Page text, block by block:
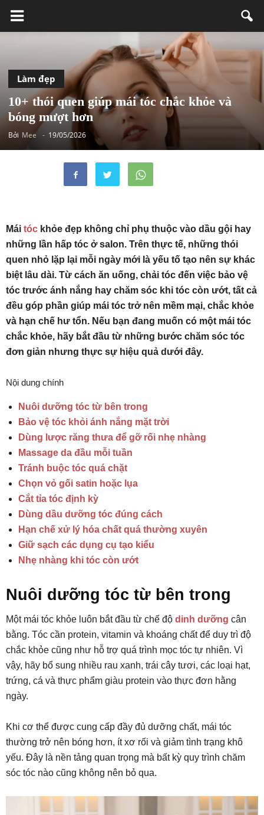
Làm đẹp
10+ thói quen giúp mái tóc chắc khỏe và
bóng mượt hơn
Bởi Mee - 19/05/2026
Mái tóc khỏe đẹp không chỉ phụ thuộc vào dầu gội hay
những lần hấp tóc ở salon. Trên thực tế, những thói
quen nhỏ lặp lại mỗi ngày mới là yếu tố tạo nên sự khác
biệt lâu dài. Từ cách ăn uống, chải tóc đến việc bảo vệ
tóc trước ánh nắng hay chăm sóc khi tóc còn ướt, tất cả
đều góp phần giúp mái tóc trở nên mềm mại, chắc khỏe
và hạn chế hư tổn. Nếu bạn đang muốn có một mái tóc
chắc khỏe, hãy bắt đầu từ những bước chăm sóc tóc
đơn giản nhưng thực sự hiệu quả dưới đây.
Nội dung chính
Nuôi dưỡng tóc từ bên trong
Bảo vệ tóc khỏi ánh nắng mặt trời
Dùng lược răng thưa để gỡ rối nhẹ nhàng
Massage da đầu mỗi tuần
Tránh buộc tóc quá chặt
Chọn vỏ gối satin hoặc lụa
Cắt tỉa tóc định kỳ
Dùng dầu dưỡng tóc đúng cách
Hạn chế xử lý hóa chất quá thường xuyên
Giữ sạch các dụng cụ tạo kiểu
Nhẹ nhàng khi tóc còn ướt
Nuôi dưỡng tóc từ bên trong
Một mái tóc khỏe luôn bắt đầu từ chế độ dinh dưỡng cân
bằng. Tóc cần protein, vitamin và khoáng chất để duy trì độ
chắc khỏe cũng như hỗ trợ quá trình mọc tóc tự nhiên. Vì
vậy, hãy bổ sung nhiều rau xanh, trái cây tươi, các loại hạt,
trứng, cá và thực phẩm giàu protein vào thực đơn hằng
ngày.
Khi cơ thể được cung cấp đầy đủ dưỡng chất, mái tóc
thường trở nên bóng hơn, ít xơ rối và giảm tình trạng khô
yếu. Đây là nền tảng quan trọng mà bất kỳ quy trình chăm
sóc tóc nào cũng không nên bỏ qua.